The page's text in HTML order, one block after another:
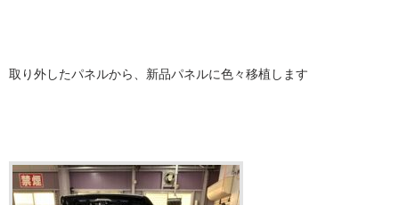
取り外したパネルから、新品パネルに色々移植します